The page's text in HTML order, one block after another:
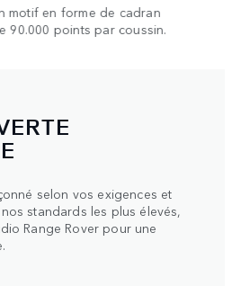
motif en forme de cadran
90.000 points par coussin.
selon vos exigences et
standards les plus élevés,
Range Rover pour une